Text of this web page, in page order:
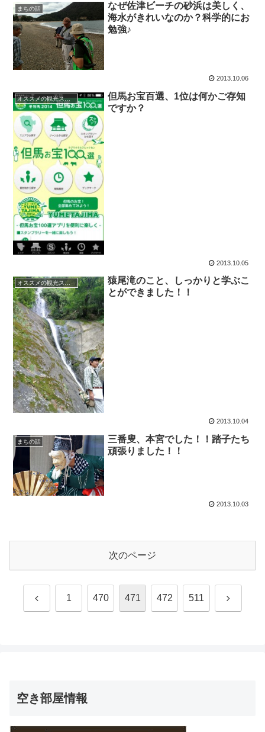
まちの話
なぜ佐津ビーチの砂浜は美しく、
海水がきれいなのか？科学的にお
勉強♪
2013.10.06
オススメの観光スポット
但馬お宝百選、1位は何かご存知
ですか？
2013.10.05
オススメの観光スポット
猿尾滝のこと、しっかりと学ぶこ
とができました！！
2013.10.04
まちの話
三番叟、本宮でした！！踏子たち
頑張りました！！
2013.10.03
次のページ
前 1 470 471 472 511 次
空き部屋情報